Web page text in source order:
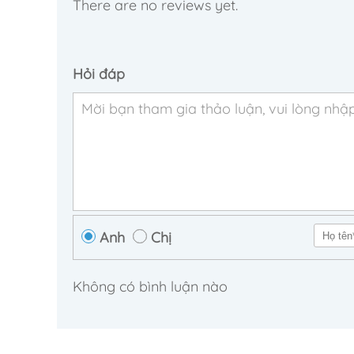
There are no reviews yet.
Hỏi đáp
Anh Chị
Không có bình luận nào